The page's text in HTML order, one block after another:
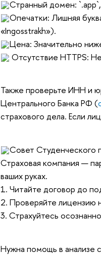
Странный домен:
Опечатки: Лишняя
«Ingosstrakh»).
Цена: Значительно
Отсутствие HTTPS:
Также проверьте ИНН и
Центрального Банка РФ (
страхового дела. Если
Совет Студенческого
Страховая компания —
ваших руках.
1. Читайте договор до
2. Проверяйте лицензию
3. Страхуйтесь
Нужна помощь в анализе